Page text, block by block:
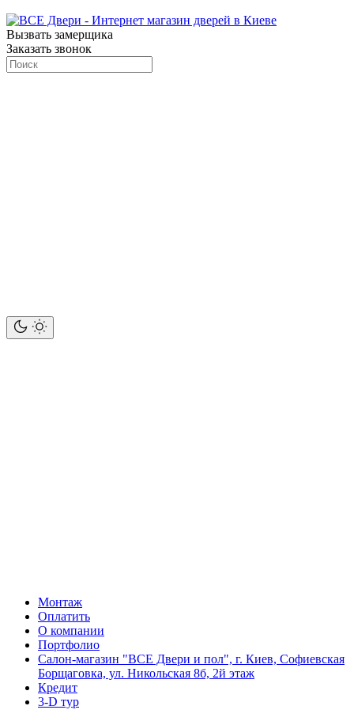
Вызвать замерщика
Заказать звонок
Монтаж
Оплатить
О компании
Портфолио
Салон-магазин "ВСЕ Двери и пол", г. Киев, Софиевская
Борщаговка, ул. Никольская 8б, 2й этаж
Кредит
3-D тур